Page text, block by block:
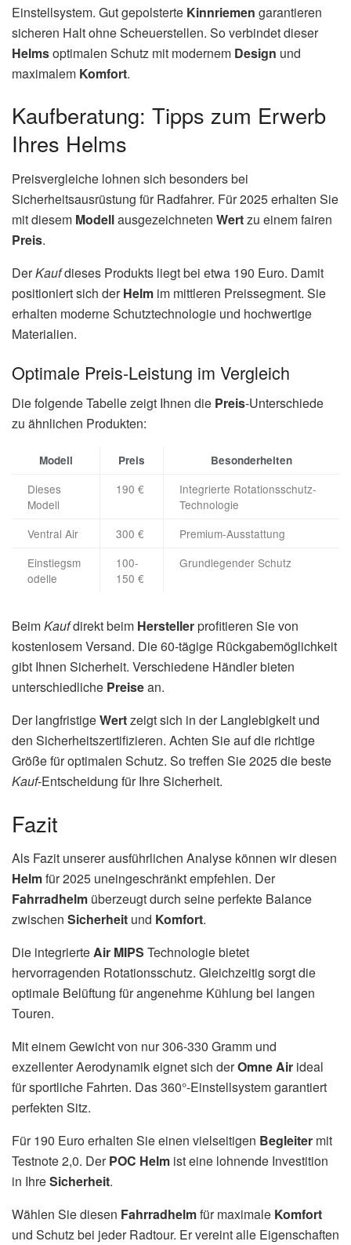
Einstellsystem. Gut gepolsterte Kinnriemen garantieren
sicheren Halt ohne Scheuerstellen. So verbindet dieser
Helmsoptimalen Schutz mit modernem Design und
maximalem Komfort.
Kaufberatung: Tipps zum Erwerb
Ihres Helms
Preisvergleiche lohnen sich besonders bei
Sicherheitsausrüstung für Radfahrer. Für 2025 erhalten Sie
mit diesem Modellausgezeichneten Wertzu einem fairen
Preis.
DerKaufdieses Produkts liegt bei etwa 190 Euro. Damit
positioniert sich derHelm im mittleren Preissegment. Sie
erhalten moderne Schutztechnologie und hochwertige
Materialien.
Optimale Preis-Leistung im Vergleich
Die folgende Tabelle zeigt Ihnen die Preis-Unterschiede
zu ähnlichen Produkten:
Modell Preis Besonderheiten
Dieses
Modell
190 €
Integrierte Rotationsschutz-
Technologie
Ventral Air
300 €
Premium-Ausstattung
Einstiegsm
odelle
100-
150 €
Grundlegender Schutz
BeimKaufdirekt beim Herstellerprofitieren Sie von
kostenlosem Versand. Die 60-tägige Rückgabemöglichkeit
gibt Ihnen Sicherheit. Verschiedene Händler bieten
unterschiedliche Preisean.
Der langfristigeWertzeigt sich in der Langlebigkeit und
den Sicherheitszertifizieren. Achten Sie auf die richtige
Größe für optimalen Schutz. So treffen Sie 2025 die beste
Kauf-Entscheidung für Ihre Sicherheit.
Fazit
Als Fazit unserer ausführlichen Analyse können wir diesen
Helmfür 2025 uneingeschränkt empfehlen. Der
Fahrradhelm überzeugt durch seine perfekte Balance
zwischen Sicherheit und Komfort.
Die integrierteAir MIPS Technologie bietet
hervorragenden Rotationsschutz. Gleichzeitig sorgt die
optimale Belüftung für angenehme Kühlung bei langen
Touren.
Mit einem Gewicht von nur 306-330 Gramm und
exzellenter Aerodynamik eignet sich derOmne Air ideal
für sportliche Fahrten. Das 360°-Einstellsystem garantiert
perfekten Sitz.
Für 190 Euro erhalten Sie einen vielseitigen Begleiter mit
Testnote 2,0. DerPOC Helm ist eine lohnende Investition
in IhreSicherheit.
Wählen Sie diesen Fahrradhelmfür maximale Komfort
und Schutz bei jeder Radtour. Er vereint alle Eigenschaften